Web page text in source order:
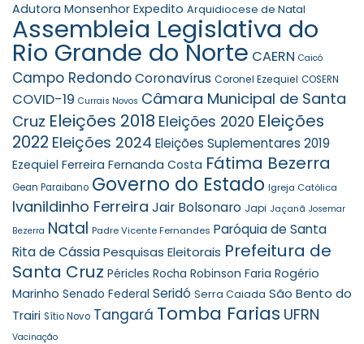
Adutora Monsenhor Expedito Arquidiocese de Natal
Assembleia Legislativa do
Rio Grande do Norte CAERN Caicó
Campo RedondoCoronavírus Coronel Ezequiel COSERN
COVID-19 Currais Novos Câmara Municipal de Santa
Cruz Eleições 2018 Eleições 2020 Eleições
2022 Eleições 2024 Eleições Suplementares 2019
Ezequiel Ferreira Fernanda Costa Fátima Bezerra
Gean Paraibano Governo do Estado Igreja Católica
Ivanildinho Ferreira Jair Bolsonaro Japi Jaçanã Josemar
Bezerra Natal Padre Vicente Fernandes Paróquia de Santa
Rita de CássiaPesquisas Eleitorais Prefeitura de
Santa Cruz Péricles Rocha Robinson Faria Rogério
Marinho Senado Federal Seridó Serra Caiada São Bento do
Trairi Sítio Novo Tangará Tomba Farias UFRN
Vacinação